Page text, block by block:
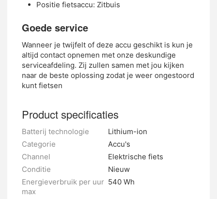
Positie fietsaccu: Zitbuis
Goede service
Wanneer je twijfelt of deze accu geschikt is kun je
altijd contact opnemen met onze deskundige
serviceafdeling. Zij zullen samen met jou kijken
naar de beste oplossing zodat je weer ongestoord
kunt fietsen
Product specificaties
Batterij technologie
Lithium-ion
Categorie
Accu's
Channel
Elektrische fiets
Conditie
Nieuw
Energieverbruik per uur
max
540 Wh